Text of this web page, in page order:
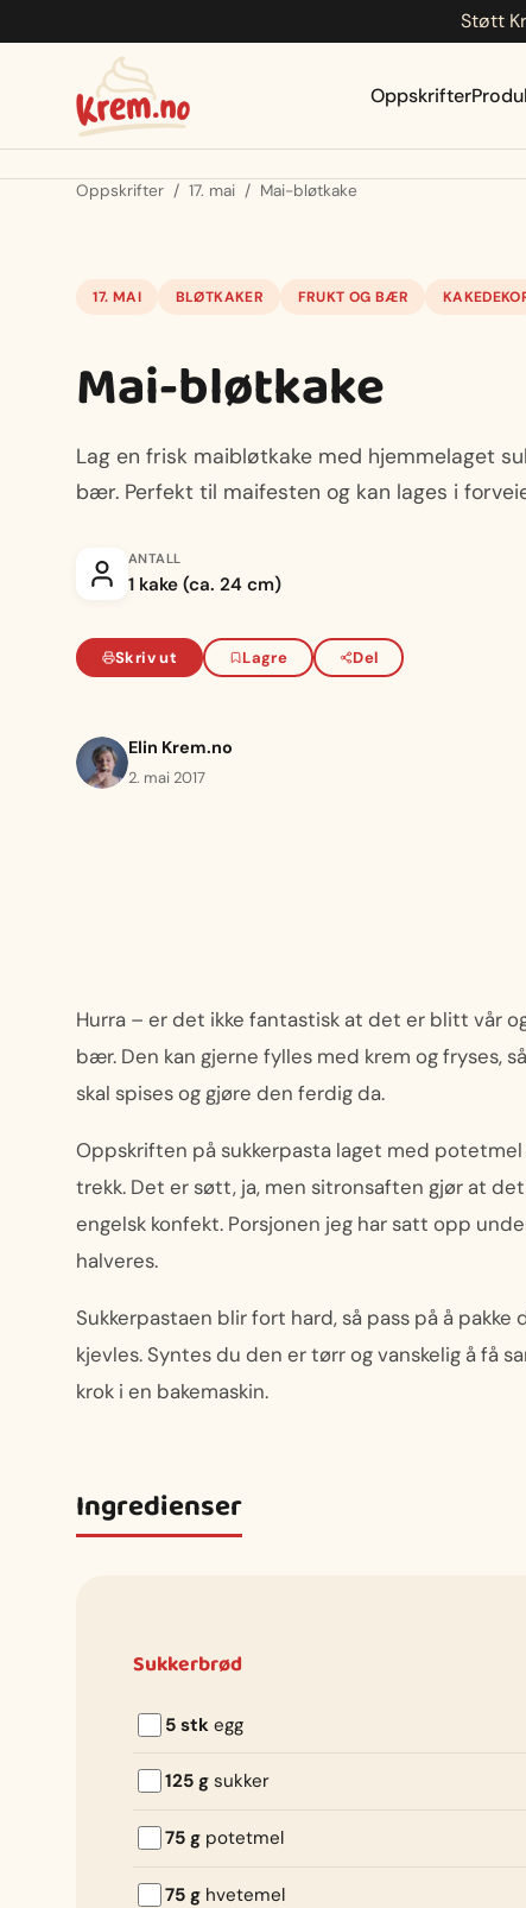
Støtt
Oppskrifter
Oppskrifter / 17. mai / Mai-bløtkake
17. MAI BLØTKAKER FRUKT OG BÆR
Mai-bløtkake
Lag en frisk maibløtkake med hjemmelaget
bær. Perfekt til maifesten og kan lages i
ANTALL
1 kake (ca. 24 cm)
Skriv ut Lagre Del
Elin Krem.no
2. mai 2017
Hurra – er det ikke fantastisk at det er blitt vår
bær. Den kan gjerne fylles med krem og fryses,
skal spises og gjøre den ferdig da.
Oppskriften på sukkerpasta laget med
trekk. Det er søtt, ja, men sitronsaften gjør at
engelsk konfekt. Porsjonen jeg har satt opp
halveres.
Sukkerpastaen blir fort hard, så pass på å
kjevles. Syntes du den er tørr og vanskelig å få
krok i en bakemaskin.
Ingredienser
Sukkerbrød
5 stk egg
125 g sukker
75 g potetmel
75 g hvetemel